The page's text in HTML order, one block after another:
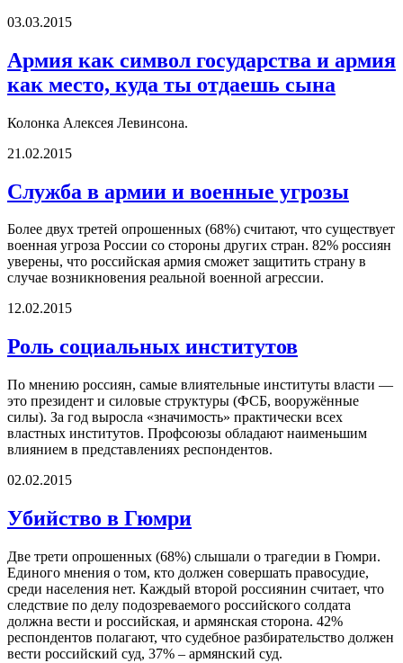
03.03.2015
Армия как символ государства и армия
как место, куда ты отдаешь сына
Колонка Алексея Левинсона.
21.02.2015
Служба в армии и военные угрозы
Более двух третей опрошенных (68%) считают, что существует
военная угроза России со стороны других стран. 82% россиян
уверены, что российская армия сможет защитить страну в
случае возникновения реальной военной агрессии.
12.02.2015
Роль социальных институтов
По мнению россиян, самые влиятельные институты власти —
это президент и силовые структуры (ФСБ, вооружённые
силы). За год выросла «значимость» практически всех
властных институтов. Профсоюзы обладают наименьшим
влиянием в представлениях респондентов.
02.02.2015
Убийство в Гюмри
Две трети опрошенных (68%) слышали о трагедии в Гюмри.
Единого мнения о том, кто должен совершать правосудие,
среди населения нет. Каждый второй россиянин считает, что
следствие по делу подозреваемого российского солдата
должна вести и российская, и армянская сторона. 42%
респондентов полагают, что судебное разбирательство должен
вести российский суд, 37% – армянский суд.